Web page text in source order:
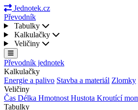
Jednotek.cz
Převodník
Tabulky
Kalkulačky
Veličiny
Převodník jednotek
Kalkulačky
Energie a palivo Stavba a materiál Zlomky
Veličiny
Čas Délka Hmotnost Hustota Kroutící
Tabulky